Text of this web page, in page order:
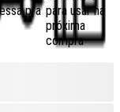
pra para usar na
próxima
compra